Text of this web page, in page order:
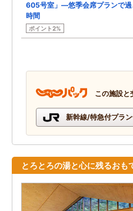
605号室」―悠季会席プランで過
時間
ポイント2%
この施設と
新幹線/特急付プラ
とろとろの湯と心に残るお